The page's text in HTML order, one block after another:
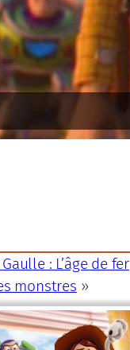
: L’âge de fer
monstres »